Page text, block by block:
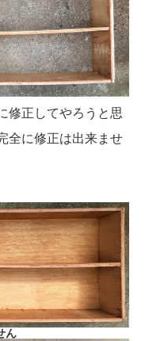
修正してやろうと思
全に修正は出来ませ
ん